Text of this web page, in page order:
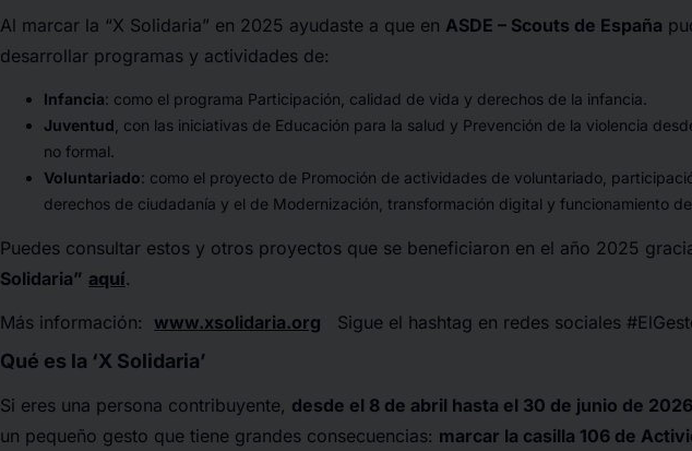
Al marcar la “X Solidaria” en 2025 ayudaste a que en ASDE – Scouts de España
desarrollar programas y actividades de:
Infancia: como el programa Participación, calidad de vida y derechos de la infancia.
Juventud , con las iniciativas de Educación para la salud y Prevención de la violencia
no formal.
Voluntariado: como el proyecto de Promoción de actividades de voluntariado,
derechos de ciudadanía y el de Modernización, transformación digital y funcionamiento
Puedes consultar estos y otros proyectos que se beneficiaron en el año 2025
Solidaria” aquí.
Más información: www.xsolidaria.org Sigue el hashtag en redes sociales
Qué es la ‘X Solidaria’
Si eres una persona contribuyente, desde el 8 de abril hasta el 30 de junio de 2026
un pequeño gesto que tiene grandes consecuencias: marcar la casilla 106 de